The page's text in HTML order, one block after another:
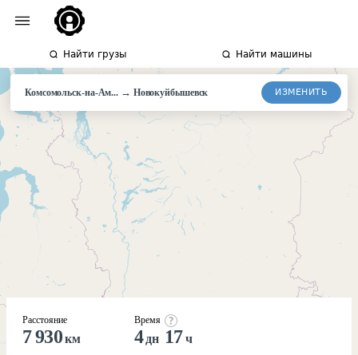
Найти грузы Найти машины
Комсомольск-на-Ам... → Новокуйбышевск ИЗМЕНИТЬ
Расстояние
7 930км
Время
4 дн 17ч